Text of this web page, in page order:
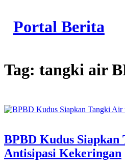
content
Portal Berita
Tag: tangki air
BPBD Kudus
Antisipasi Kekeringan